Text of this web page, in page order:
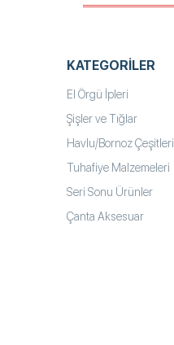
KATEGORILER
El Örgü İpleri
Şişler ve Tığlar
Havlu/Bornoz Çeşitleri
Tuhafiye Malzemeleri
Seri Sonu Ürünler
Çanta Aksesuar